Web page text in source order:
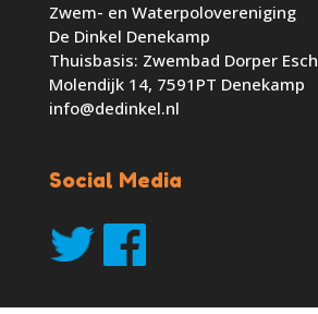
Zwem- en Waterpolovereniging
De Dinkel Denekamp
Thuisbasis: Zwembad Dorper Esch
Molendijk 14, 7591PT Denekamp
info@dedinkel.nl
Social Media